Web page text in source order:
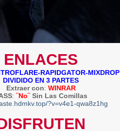
ENLACES
RAPIDGATOR-MIXDROP
DIVIDIDO EN 3 PARTES
Extraer con: WINRAR
: ¨No¨ Sin Las Comillas
?v=v4e1-qwa8z1hg